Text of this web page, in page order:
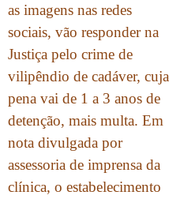
as imagens nas redes
sociais, vão responder na
Justiça pelo crime de
vilipêndio de cadáver, cuja
pena vai de 1 a 3 anos de
detenção, mais multa. Em
nota divulgada por
assessoria de imprensa da
clínica, o estabelecimento